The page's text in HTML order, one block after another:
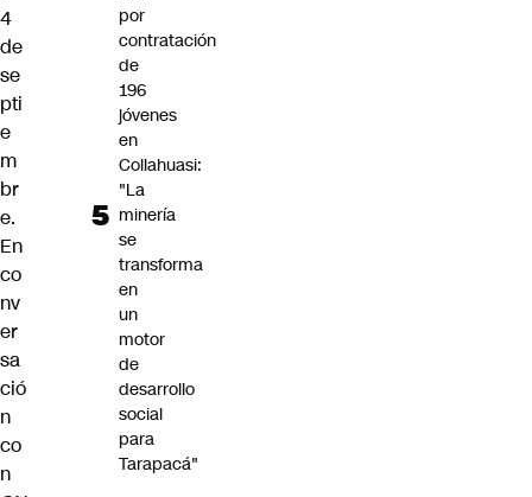
4
de
se
pti
e
m
br
e.
En
co
nv
er
sa
ció
n
co
n
por
contratación
de
196
jóvenes
en
Collahuasi:
"La
minería
se
transforma
en
un
motor
de
desarrollo
social
para
Tarapacá"